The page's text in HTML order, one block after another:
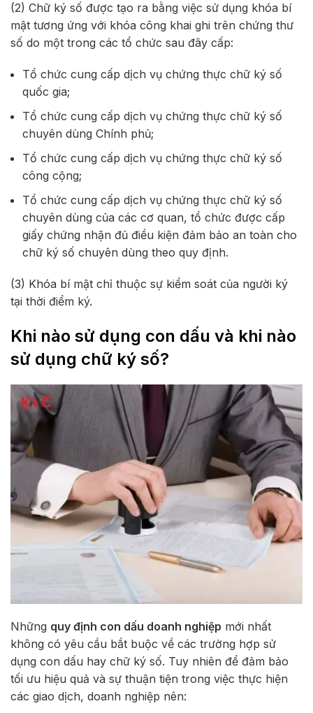
(2) Chữ ký số được tạo ra bằng việc sử dụng khóa bí
mật tương ứng với khóa công khai ghi trên chứng thư
số do một trong các tổ chức sau đây cấp:
Tổ chức cung cấp dịch vụ chứng thực chữ ký số
quốc gia;
Tổ chức cung cấp dịch vụ chứng thực chữ ký số
chuyên dùng Chính phủ;
Tổ chức cung cấp dịch vụ chứng thực chữ ký số
công cộng;
Tổ chức cung cấp dịch vụ chứng thực chữ ký số
chuyên dùng của các cơ quan, tổ chức được cấp
giấy chứng nhận đủ điều kiện đảm bảo an toàn cho
chữ ký số chuyên dùng theo quy định.
(3) Khóa bí mật chỉ thuộc sự kiểm soát của người ký
tại thời điểm ký.
Khi nào sử dụng con dấu và khi nào
sử dụng chữ ký số?
Những quy định con dấu doanh nghiệp mới nhất
không có yêu cầu bắt buộc về các trường hợp sử
dụng con dấu hay chữ ký số. Tuy nhiên để đảm bảo
tối ưu hiệu quả và sự thuận tiện trong việc thực hiện
các giao dịch, doanh nghiệp nên: